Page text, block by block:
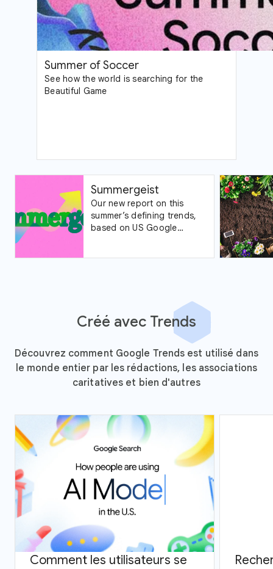
Summer of Soccer
See how the world is searching for the
Beautiful Game
Summergeist
Our new report on this
summer’s defining trends,
based on US Google
Créé avec Trends
Découvrez comment Google Trends est utilisé dans
le monde entier par les rédactions, les associations
caritatives et bien d'autres
Comment les utilisateurs se